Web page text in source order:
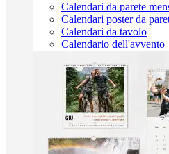
Calendari da parete
Calendari poster da
Calendari da tavolo
Calendario dell'avvento